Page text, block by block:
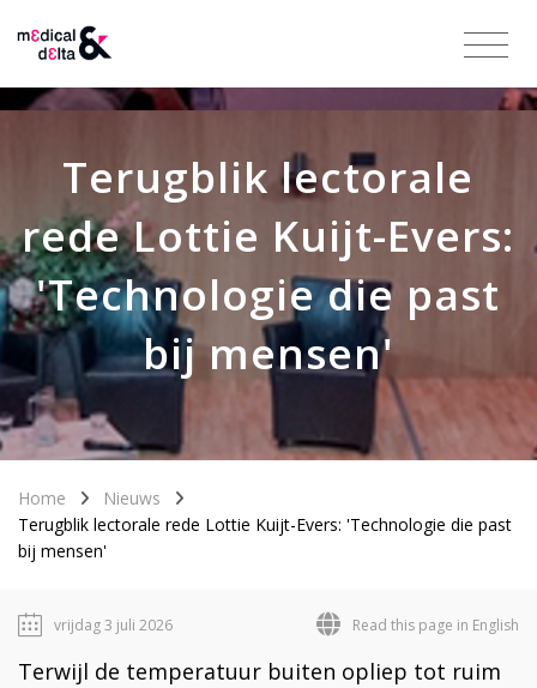
Terugblik lectorale
rede Lottie Kuijt-Evers:
'Technologie die past
bij mensen'
Home
Nieuws
Terugblik lectorale rede Lottie Kuijt-Evers: 'Technologie die past
bij mensen'
vrijdag 3 juli 2026 Read this page in English
Terwijl de temperatuur buiten opliep tot ruim